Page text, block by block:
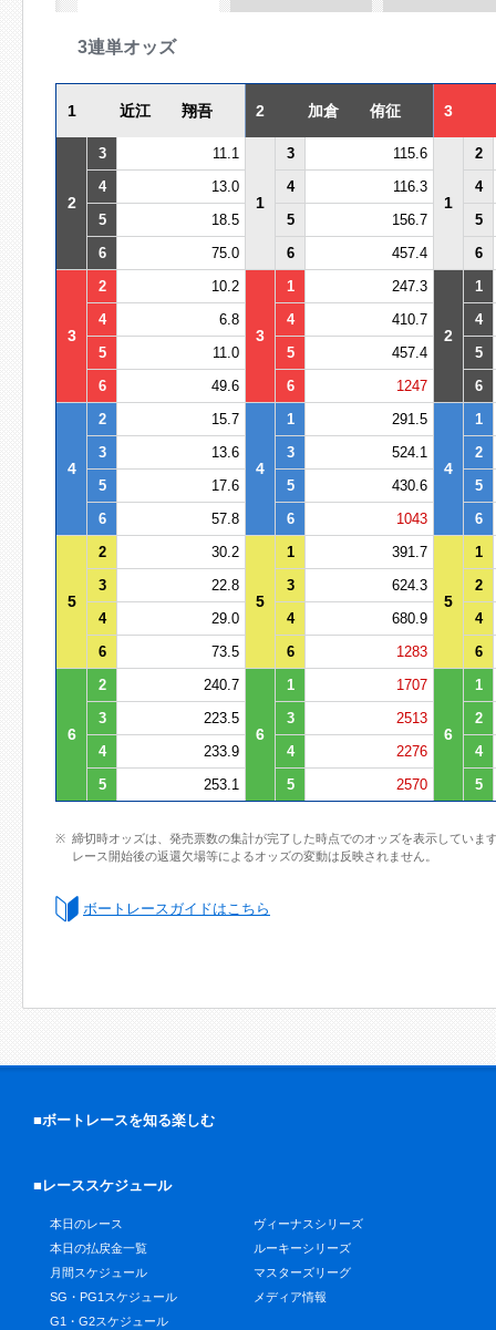
3連単オッズ
1 近江 翔吾 2 加倉 侑征 3
2
3 11.1
1
3 115.6
1
2
4
13.0 4 116.3
4
5
18.5 5 156.7
5
6
75.0 6 457.4 6
3
2 10.2
3
1 247.3
2
1
4
6.8 4 410.7
4
5
11.0 5 457.4
5
6
49.6 6 1247 6
4
2 15.7
4
1 291.5
4
1
3
13.6 3 524.1
2
5
17.6 5 430.6
5
6
57.8 6 1043 6
5
2 30.2
5
1 391.7
5
1
3
22.8 3 624.3
2
4
29.0 4 680.9
4
6
73.5 6 1283 6
6
2 240.7
6
1 1707
6
1
3
223.5 3 2513
2
4
233.9 4 2276
4
5
253.1 5 2570 5
締切時オッズは、発売票数の集計が完了した時点でのオッズを表示していま
レース開始後の返還欠場等によるオッズの変動は反映されません。
ボートレースガイドはこちら
■ボートレースを知る楽しむ
■レーススケジュール
本日のレース
本日の払戻金一覧
月間スケジュール
SG・PG1スケジュール
G1・G2スケジュール
ヴィーナスシリーズ
ルーキーシリーズ
マスターズリーグ
メディア情報